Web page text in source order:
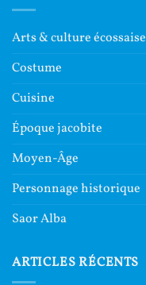
Arts & culture écossaise
Costume
Cuisine
Époque jacobite
Moyen-Âge
Personnage historique
Saor Alba
ARTICLES RÉCENTS